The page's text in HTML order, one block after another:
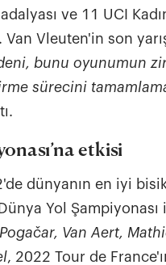
ve 11 UCI
Van Vleuten'in son
bunu oyunumun
sürecini
etkisi
dünyanın en iyi
Yol
Van Aert,
, 2022 Tour de